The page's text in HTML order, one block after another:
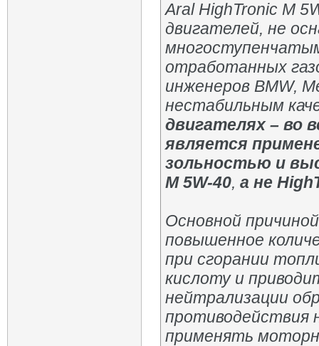
Aral HighTronic M
двигателей, не
отработанных
инженеров BMW,
нестабильным
двигателях – во
является
зольностью и
M 5W-40, а не
Основной
повышенное
при сгорании
кислоту и
нейтрализации
противодействия
применять